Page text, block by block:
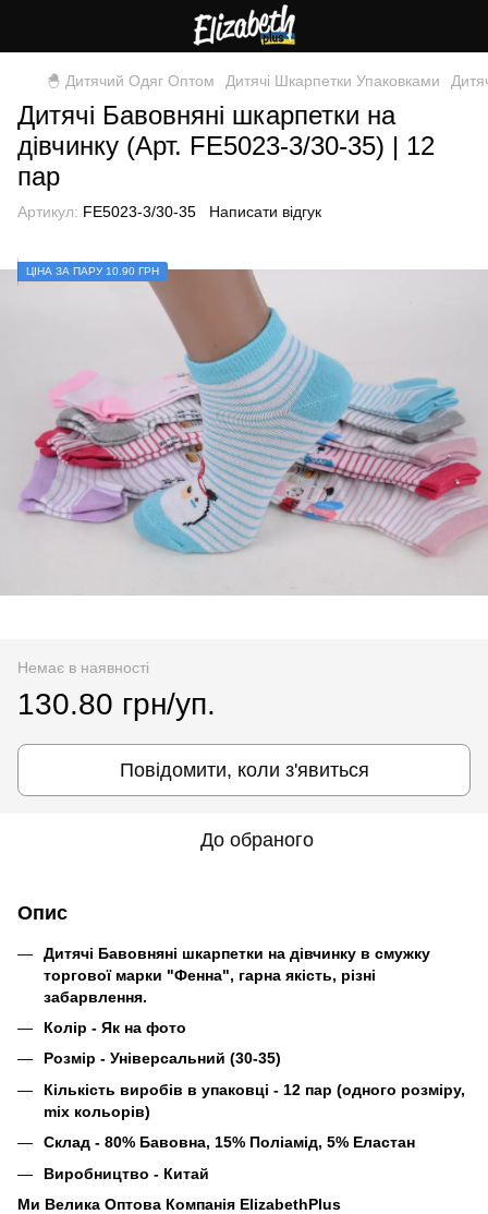
🐣 Дитячий Одяг Оптом Дитячі Шкарпетки Упаковками
Дитячі Бавовняні шкарпетки на
дівчинку (Арт. FE5023-3/30-35) | 12
пар
Артикул: FE5023-3/30-35 Написати відгук
ЦIНА ЗА ПАРУ 10.90 ГРН
Немає в наявності
130.80 грн/уп.
Повідомити, коли з'явиться
До обраного
Опис
Дитячі Бавовняні шкарпетки на дівчинку в смужку
торгової марки "Фенна", гарна якість, різні
забарвлення.
Колір - Як на фото
Розмір - Універсальний (30-35)
Кількість виробів в упаковці - 12 пар (одного розміру,
mix кольорів)
Склад - 80% Бавовна, 15% Поліамід, 5% Еластан
Виробництво - Китай
Ми Велика Оптова Компанія ElizabethPlus